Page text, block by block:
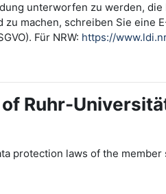
unterworfen zu werden,
machen, schreiben Sie eine
Für NRW: https://
Ruhr-
protection laws of the